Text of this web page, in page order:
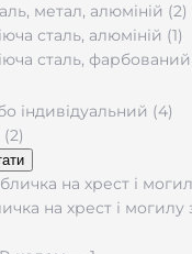
метал, алюміній (2)
сталь, алюміній (1)
сталь,
індивідуальний (4)
на хрест і могилу